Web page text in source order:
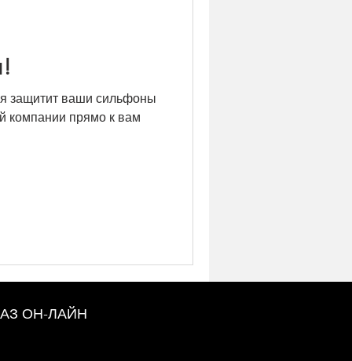
защитит ваши сильфоны
компании прямо к вам
ОН-ЛАЙН